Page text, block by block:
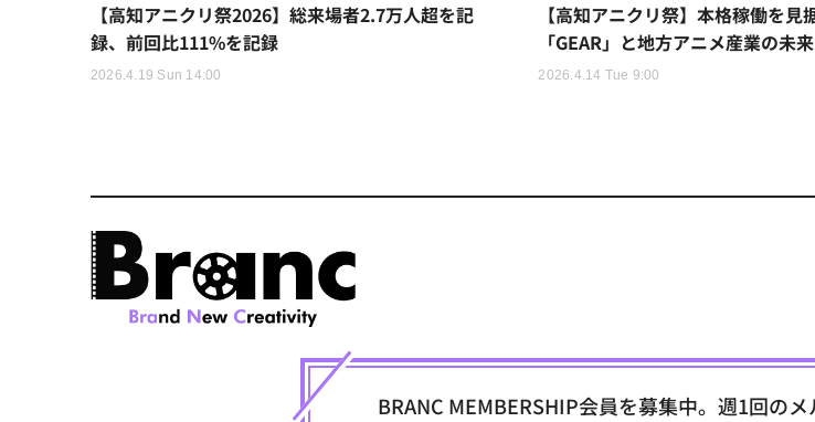
【高知アニクリ祭2026】総来場者2.7万人超を記
録、前回比111%を記録
2026.4.19 Sun 14:00
【高知アニクリ祭】本格稼働を見
「GEAR」と地方アニメ産業の未
2026.4.14 Tue 9:00
BRANC MEMBERSHIP会員を募集中。週1回の